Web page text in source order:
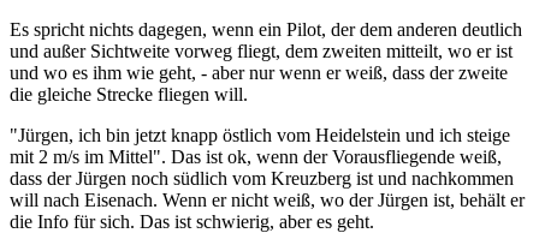
Es spricht nichts dagegen, wenn ein Pilot, der dem anderen deutlich
und außer Sichtweite vorweg fliegt, dem zweiten mitteilt, wo er ist
und wo es ihm wie geht, - aber nur wenn er weiß, dass der zweite
die gleiche Strecke fliegen will.
"Jürgen, ich bin jetzt knapp östlich vom Heidelstein und ich steige
mit 2 m/s im Mittel". Das ist ok, wenn der Vorausfliegende weiß,
dass der Jürgen noch südlich vom Kreuzberg ist und nachkommen
will nach Eisenach. Wenn er nicht weiß, wo der Jürgen ist, behält er
die Info für sich. Das ist schwierig, aber es geht.